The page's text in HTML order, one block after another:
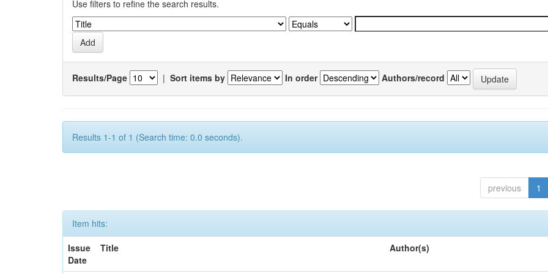
Use filters to refine the search results.
Results/Page | Sort items by In order Authors/record
Results 1-1 of 1 (Search time: 0.0 seconds).
previous 1
Item hits:
Issue
Date
Title Author(s)